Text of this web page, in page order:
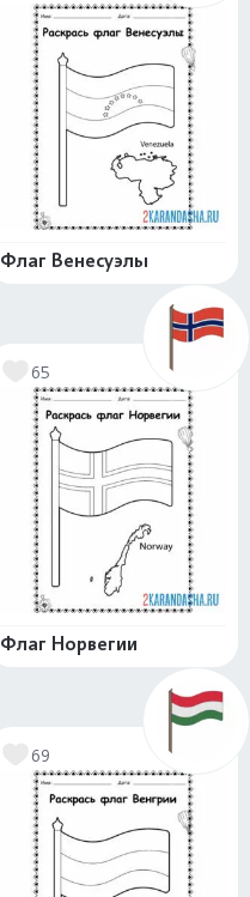
Флаг Венесуэлы
65
Флаг Норвегии
69